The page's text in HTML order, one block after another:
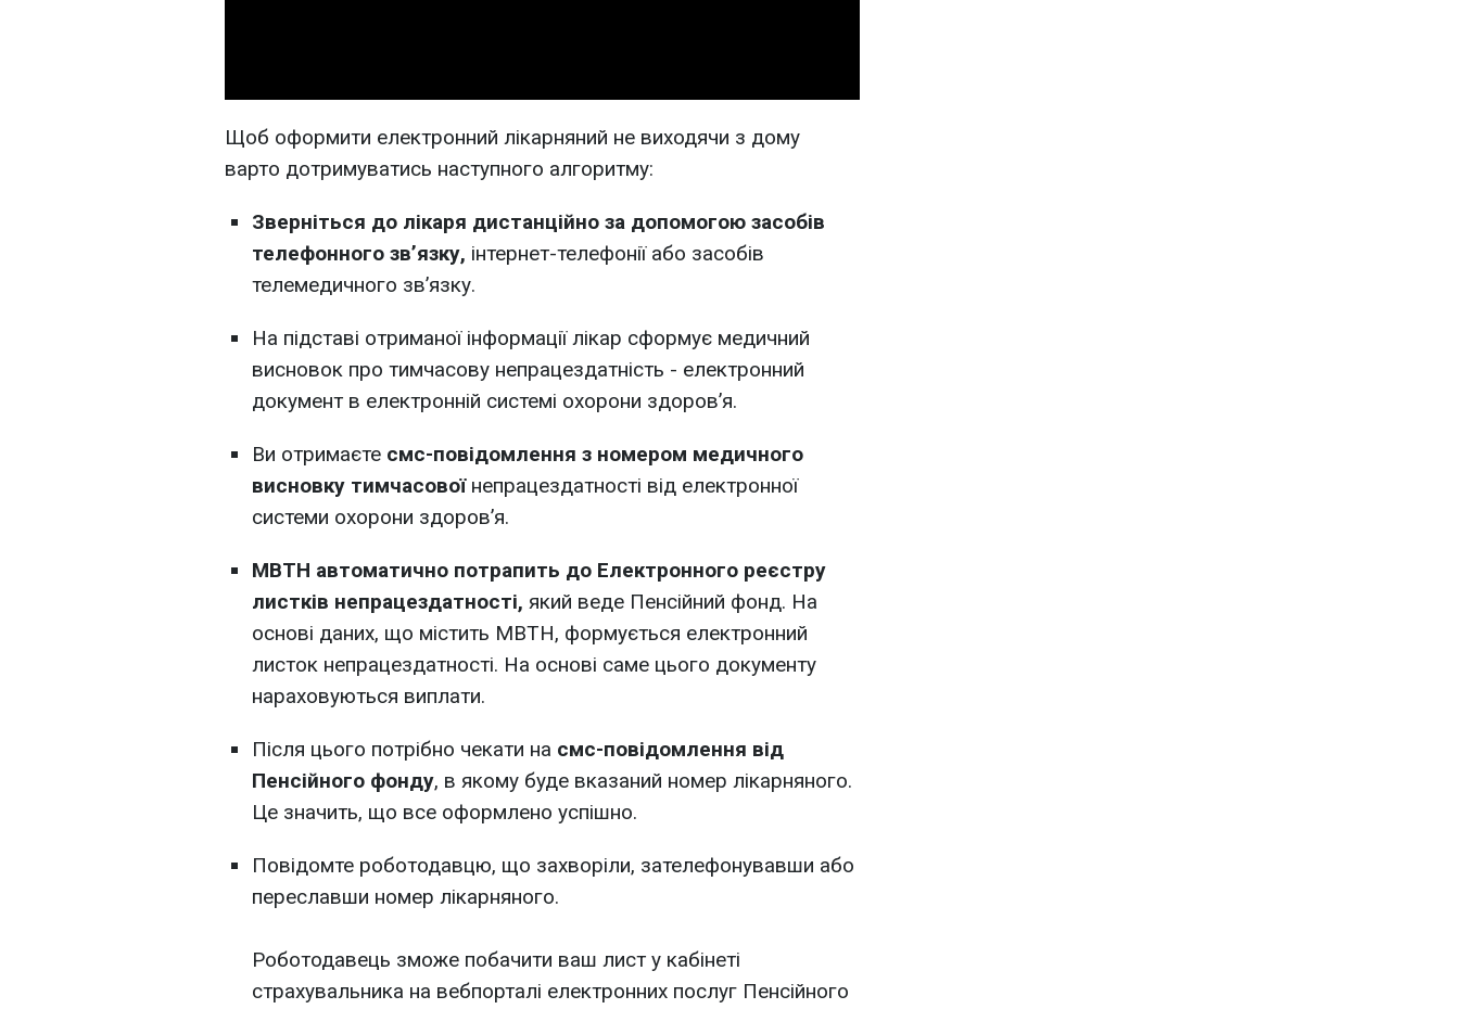
Щоб оформити електронний лікарняний не виходячи з дому
варто дотримуватись наступного алгоритму:
Зверніться до лікаря дистанційно за допомогою засобів
телефонного зв’язку, інтернет-телефонії або засобів
телемедичного зв’язку.
На підставі отриманої інформації лікар сформує медичний
висновок про тимчасову непрацездатність - електронний
документ в електронній системі охорони здоровʼя.
Ви отримаєте смс-повідомлення з номером медичного
висновку тимчасовоїнепрацездатності від електронної
системи охорони здоровʼя.
МВТН автоматично потрапить до Електронного реєстру
листків непрацездатності, який веде Пенсійний фонд. На
основі даних, що містить МВТН, формується електронний
листок непрацездатності. На основі саме цього документу
нараховуються виплати.
Після цього потрібно чекати на смс-повідомлення від
Пенсійного фонду, в якому буде вказаний номер лікарняного.
Це значить, що все оформлено успішно.
Повідомте роботодавцю, що захворіли, зателефонувавши або
переславши номер лікарняного.
Роботодавець зможе побачити ваш лист у кабінеті
страхувальника на вебпорталі електронних послуг Пенсійного